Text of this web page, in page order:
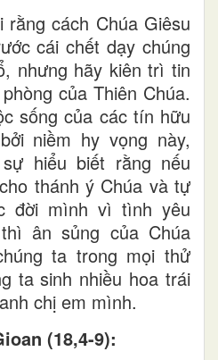
cách Chúa Giêsu
cái chết dạy chúng
nhưng hãy kiên trì tin
của Thiên Chúa.
sống của các tín hữu
niềm hy vọng này,
hiểu biết rằng nếu
thánh ý Chúa và tự
đời mình vì tình yêu
ân sủng của Chúa
ta trong mọi thử
ta sinh nhiều hoa trái
chị em mình.
(18,4-9):